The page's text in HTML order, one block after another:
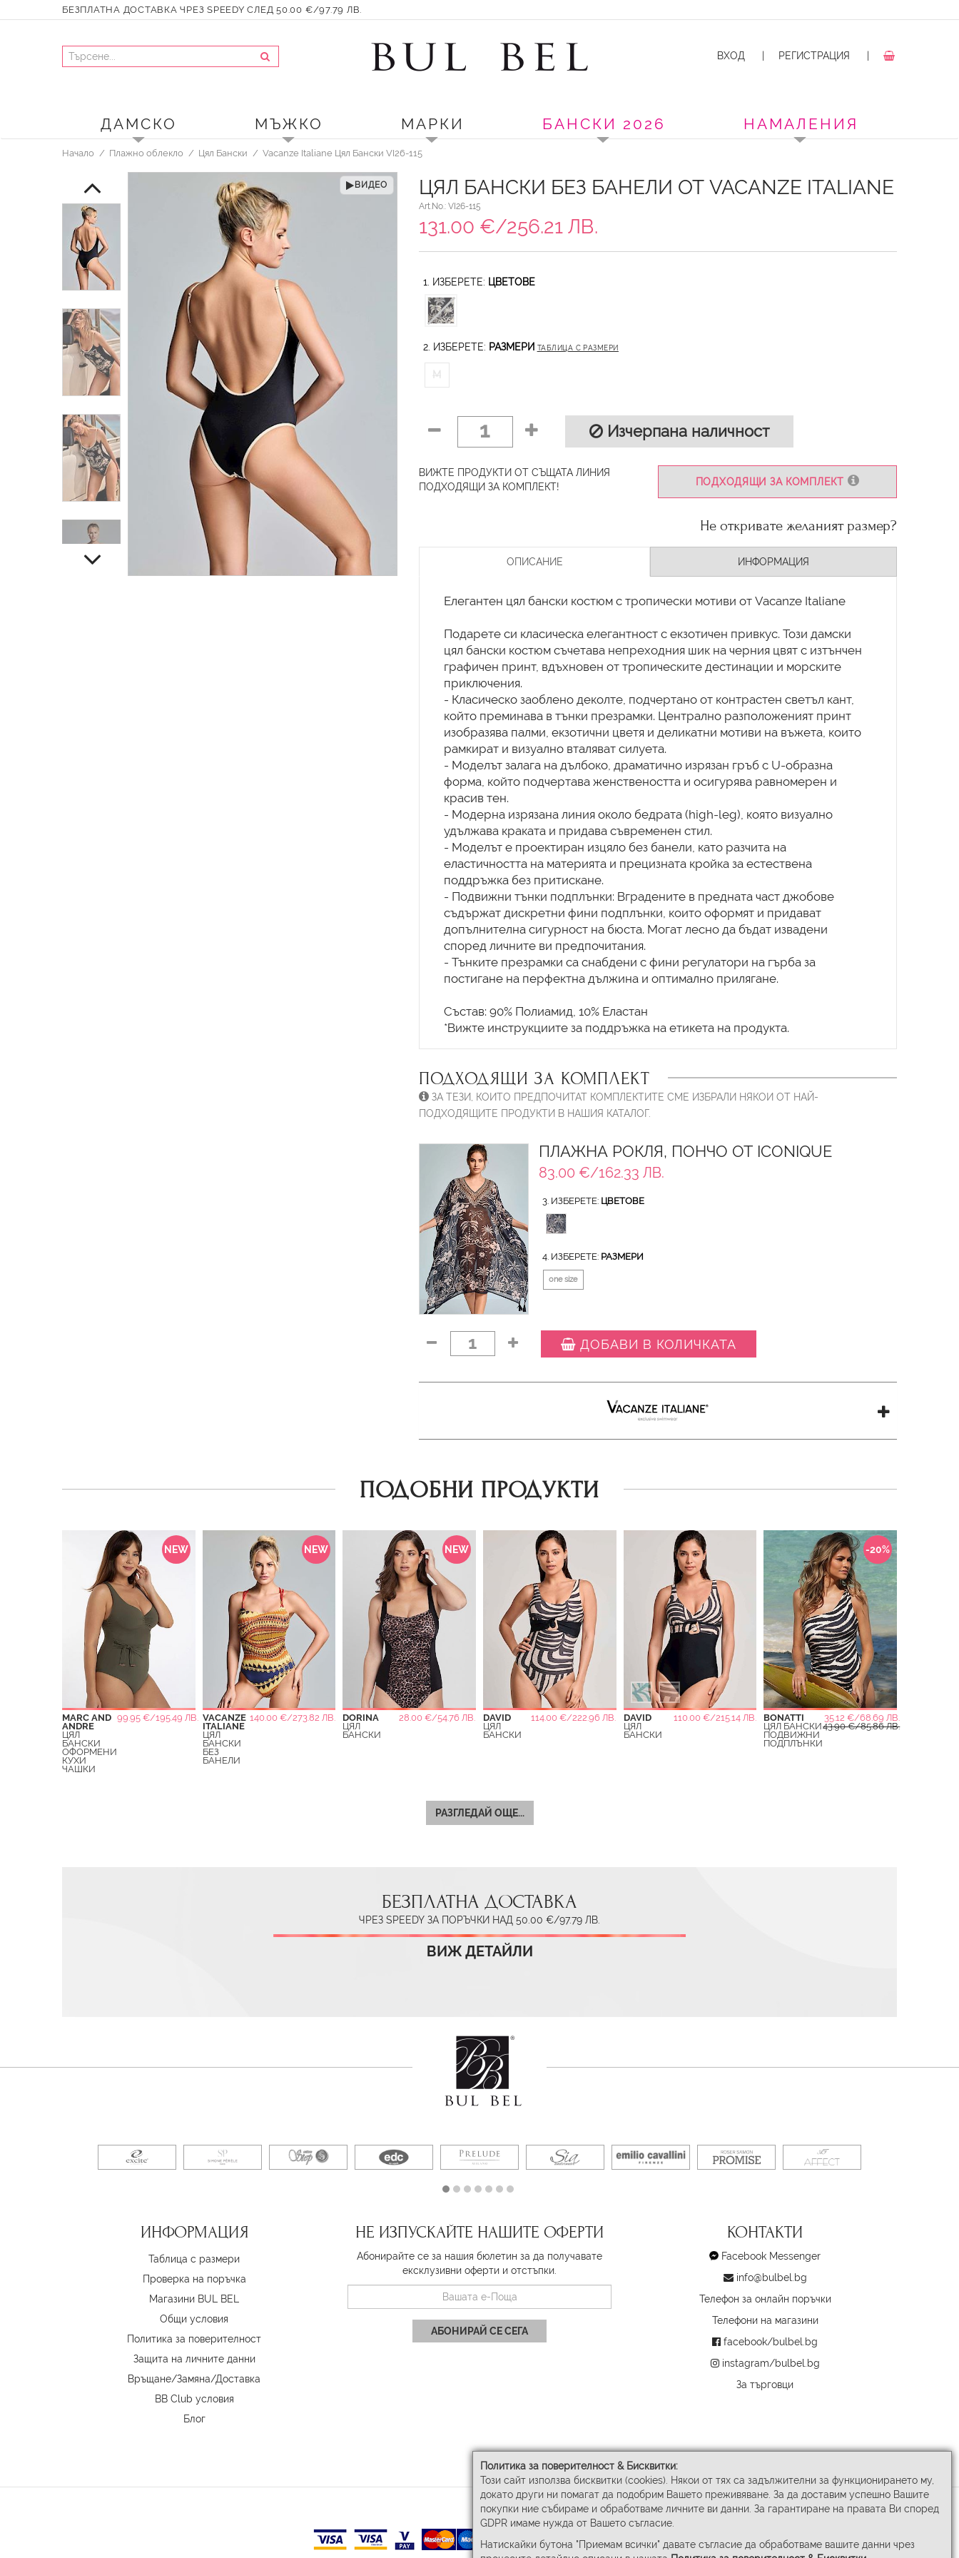
Политика за поверителност & Бисквитки:
Този сайт използва бисквитки (cookies). Някои от тях са задължителни за функционирането му,
докато други ни помагат да подобрим Вашето преживяване. За да доставим успешно Вашите
покупки ние събираме и обработваме личните ви данни. За гарантиране на правата Ви според
GDPR имаме нужда от Вашето съгласие.
Натискайки бутона "Приемам всички" давате съгласие да обработваме вашите данни чрез
БЕЗПЛАТНА ДОСТАВКА ЧРЕЗ SPEEDY СЛЕД 50.00 €/97.79 ЛВ.
ВХОД РЕГИСТРАЦИЯ
ДАМСКО МЪЖКО МАРКИ БАНСКИ 2026 НАМАЛЕНИЯ
Начало Плажно облекло Цял Бански Vacanze Italiane Цял Бански VI26-115
ВИДЕО ЦЯЛ БАНСКИ БЕЗ БАНЕЛИ ОТ VACANZE ITALIANE
Art.No.: VI26-115
131.00 €/256.21 ЛВ.
1. ИЗБЕРЕТЕ: ЦВЕТОВЕ
2. ИЗБЕРЕТЕ: РАЗМЕРИ ТАБЛИЦА С РАЗМЕРИ
M
1 Изчерпана наличност
ПОДХОДЯЩИ ЗА КОМПЛЕКТ
ВИЖТЕ ПРОДУКТИ ОТ СЪЩАТА ЛИНИЯ
ПОДХОДЯЩИ ЗА КОМПЛЕКТ!
Не откривате желаният размер?
ОПИСАНИЕ ИНФОРМАЦИЯ
Елегантен цял бански костюм с тропически мотиви от Vacanze Italiane
Подарете си класическа елегантност с екзотичен привкус. Този дамски
цял бански костюм съчетава непреходния шик на черния цвят с изтънчен
графичен принт, вдъхновен от тропическите дестинации и морските
приключения.
- Класическо заоблено деколте, подчертано от контрастен светъл кант,
който преминава в тънки презрамки. Централно разположеният принт
изобразява палми, екзотични цветя и деликатни мотиви на въжета, които
рамкират и визуално вталяват силуета.
- Моделът залага на дълбоко, драматично изрязан гръб с U-образна
форма, който подчертава женствеността и осигурява равномерен и
красив тен.
- Модерна изрязана линия около бедрата (high-leg), която визуално
удължава краката и придава съвременен стил.
- Моделът е проектиран изцяло без банели, като разчита на
еластичността на материята и прецизната кройка за естествена
поддръжка без притискане.
- Подвижни тънки подплънки: Вградените в предната част джобове
съдържат дискретни фини подплънки, които оформят и придават
допълнителна сигурност на бюста. Могат лесно да бъдат извадени
според личните ви предпочитания.
- Тънките презрамки са снабдени с фини регулатори на гърба за
постигане на перфектна дължина и оптимално прилягане.
Състав: 90% Полиамид, 10% Еластан
ПОДХОДЯЩИ ЗА КОМПЛЕКТ
ЗА ТЕЗИ, КОИТО ПРЕДПОЧИТАТ КОМПЛЕКТИТЕ СМЕ ИЗБРАЛИ НЯКОИ ОТ НАЙ-
ПОДХОДЯЩИТЕ ПРОДУКТИ В НАШИЯ КАТАЛОГ.
ПЛАЖНА РОКЛЯ, ПОНЧО ОТ ICONIQUE
83.00 €/162.33 ЛВ.
3. ИЗБЕРЕТЕ: ЦВЕТОВЕ
4. ИЗБЕРЕТЕ: РАЗМЕРИ
one size
1 ДОБАВИ В КОЛИЧКАТА
ПОДОБНИ ПРОДУКТИ
NEW
MARC AND
ANDRE
99.95 €/195.49 ЛВ.
ЦЯЛ
БАНСКИ
ОФОРМЕНИ
КУХИ
ЧАШКИ
NEW
VACANZE
ITALIANE
140.00 €/273.82 ЛВ.
ЦЯЛ
БАНСКИ
БЕЗ
БАНЕЛИ
NEW
DORINA
28.00 €/54.76 ЛВ.
ЦЯЛ
БАНСКИ
DAVID
114.00 €/222.96 ЛВ.
ЦЯЛ
БАНСКИ
DAVID
110.00 €/215.14 ЛВ.
ЦЯЛ
БАНСКИ
-20%
BONATTI
35.12 €/68.69 ЛВ.
ЦЯЛ БАНСКИ
ПОДВИЖНИ
ПОДПЛЪНКИ
43.90 €/85.86 ЛВ.
РАЗГЛЕДАЙ ОЩЕ...
БЕЗПЛАТНА ДОСТАВКА
ЧРЕЗ SPEEDY ЗА ПОРЪЧКИ НАД 50.00 €/97.79 ЛВ.
ВИЖ ДЕТАЙЛИ
ИНФОРМАЦИЯ
Таблица с размери
Проверка на поръчка
Магазини BUL BEL
Oбщи условия
Политика за поверителност
Защита на личните данни
Връщане/Замяна/Доставка
BB Club условия
Блог
НЕ ИЗПУСКАЙТЕ НАШИТЕ ОФЕРТИ
Абонирайте се за нашия бюлетин за да получавате
ексклузивни оферти и отстъпки.
АБОНИРАЙ СЕ СЕГА
КОНТАКТИ
Facebook Messenger
info@bulbel.bg
Телефон за онлайн поръчки
Телефони на магазини
facebook/bulbel.bg
instagram/bulbel.bg
За търговци